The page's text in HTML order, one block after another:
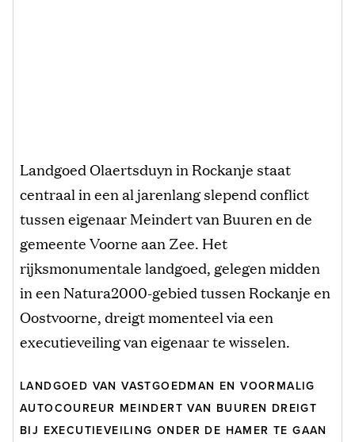
Landgoed Olaertsduyn in Rockanje staat
centraal in een al jarenlang slepend conflict
tussen eigenaar Meindert van Buuren en de
gemeente Voorne aan Zee. Het
rijksmonumentale landgoed, gelegen midden
in een Natura2000-gebied tussen Rockanje en
Oostvoorne, dreigt momenteel via een
executieveiling van eigenaar te wisselen.
LANDGOED VAN VASTGOEDMAN EN VOORMALIG
AUTOCOUREUR MEINDERT VAN BUUREN DREIGT
BIJ EXECUTIEVEILING ONDER DE HAMER TE GAAN